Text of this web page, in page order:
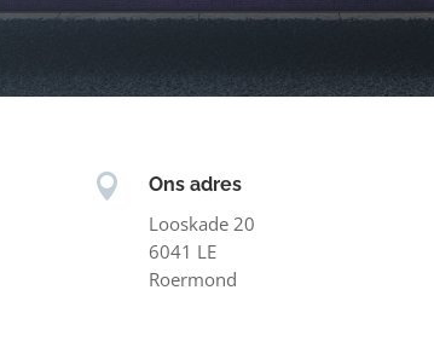
 Ons adres
Looskade 20
6041 LE
Roermond